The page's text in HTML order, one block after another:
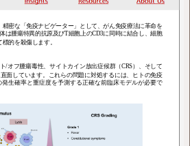
密な「免疫ナビゲーター」として、がん免疫療法に革命を
は腫瘍特異的抗原及びT細胞上のCD3に同時に結合し、細胞
的を殺傷します。
/オフ腫瘍毒性、サイトカイン放出症候群（CRS）、そして
面しています。これらの問題に対処するには、ヒトの免疫
発生確率と重症度を予測する正確な前臨床モデルが必要で